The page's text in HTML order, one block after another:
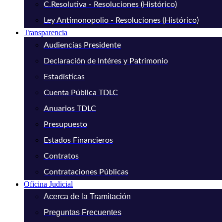
C.Resolutiva - Resoluciones (Histórico)
Ley Antimonopolio - Resoluciones (Histórico)
Transparencia
Audiencias Presidente
Declaración de Intéres y Patrimonio
Estadísticas
Cuenta Pública TDLC
Anuarios TDLC
Presupuesto
Estados Financieros
Contratos
Contrataciones Públicas
Oficina Judicial
Acerca de la Tramitación
Preguntas Frecuentes